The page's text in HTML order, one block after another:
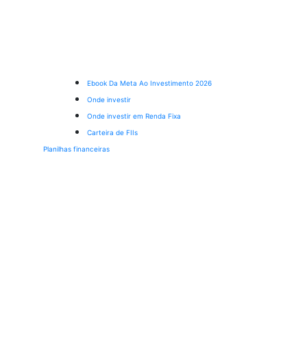
Ebook Da Meta Ao Investimento 2026
Onde investir
Onde investir em Renda Fixa
Carteira de FIIs
Planilhas financeiras